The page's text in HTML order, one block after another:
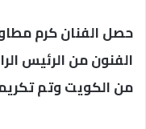
حصل الفنان كرم
الفنون من الرئيس
من الكويت وتم